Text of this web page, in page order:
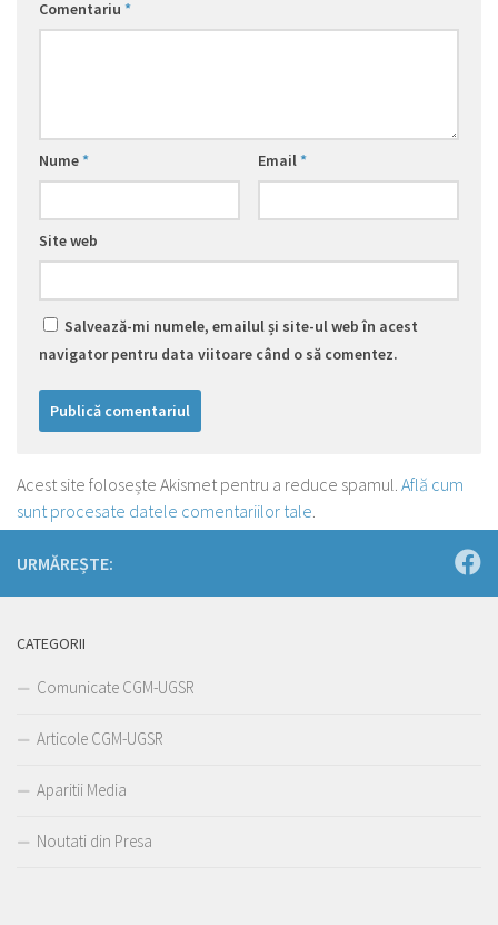
Comentariu *
Nume* Email*
Site web
Salvează-mi numele, emailul și site-ul web în acest
navigator pentru data viitoare când o să comentez.
Acest site folosește Akismet pentru a reduce spamul. Află cum
sunt procesate datele comentariilor tale
URMĂREȘTE:
CATEGORII
Comunicate CGM-UGSR
Articole CGM-UGSR
Aparitii Media
Noutati din Presa